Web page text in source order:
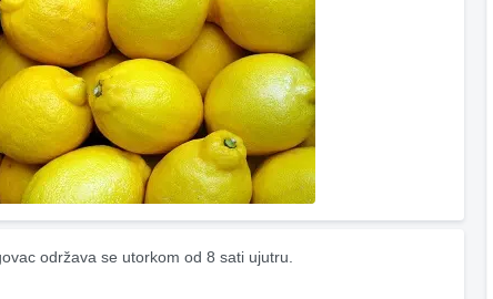
održava se utorkom od 8 sati ujutru.